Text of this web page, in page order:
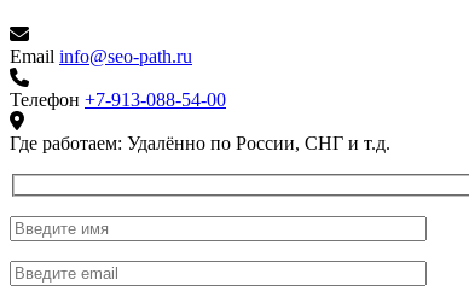
Email info@seo-path.ru
Телефон +7-913-088-54-00
Где работаем: Удалённо по России, СНГ и т.д.